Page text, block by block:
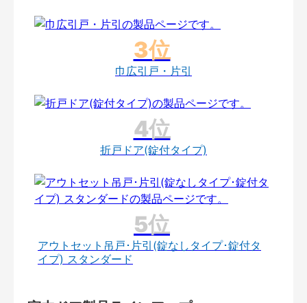
巾広引戸・片引
折戸ドア(錠付タイプ)
アウトセット吊戸･片引(錠なしタイプ･錠付タ
イプ) スタンダード